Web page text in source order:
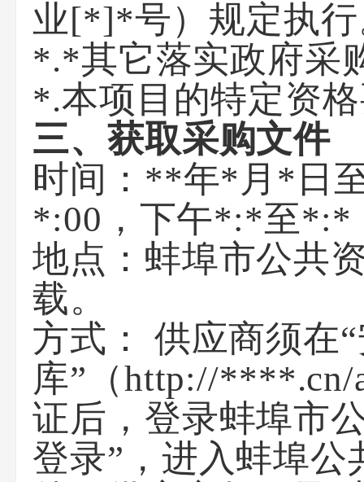
业[*]*号）规定执
*.*其它落实政府采
*.本项目的特定资
三、获取采购文件
时间：**年* 月 * 日
*:00，下午*:*至*:*
地点：蚌埠市公共
载。
方式： 供应商须在
库”（http://****.cn/
证后，登录蚌埠市
登录”，进入蚌埠